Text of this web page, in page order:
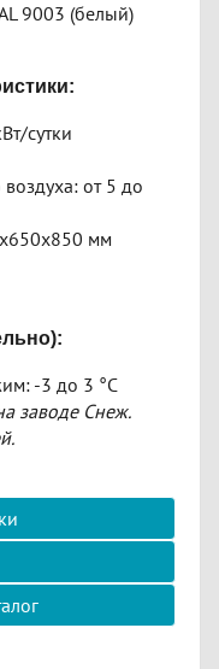
9003 (белый)
сутки
от 5 до
мм
-3 до 3 °C
заводе Снеж.